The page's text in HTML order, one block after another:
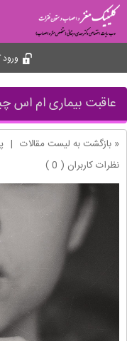
ورود
عاقبت بیماری ام اس
« بازگشت به لیست مقالات |
نظرات کاربران ( 0 )